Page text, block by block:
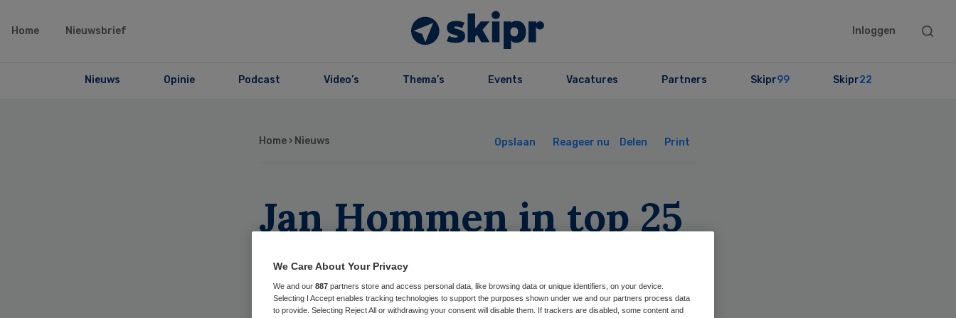
Home Nieuwsbrief Inloggen
Search
Nieuws Opinie Podcast Video’s Thema’s Events Vacatures Partners Skipr99 Skipr22
Home › Nieuws Opslaan Reageer nu Delen Print
Jan Hommen in top 25
beste bestuurders
2010
We Care About Your Privacy
We and our 887 partners store and access personal data, like browsing data or unique identifiers, on your device.
Selecting I Accept enables tracking technologies to support the purposes shown under we and our partners process data
to provide. Selecting Reject All or withdrawing your consent will disable them. If trackers are disabled, some content and